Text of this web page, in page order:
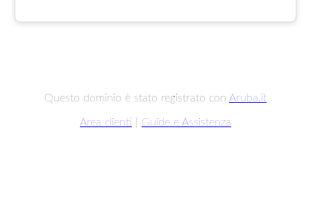
Questo dominio è stato registrato con Aruba.it
Area clienti Guide e Assistenza